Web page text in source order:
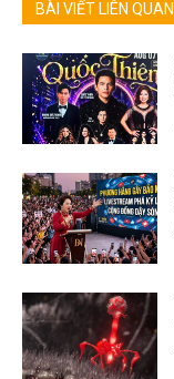
BÀI VIẾT LIÊN QUAN